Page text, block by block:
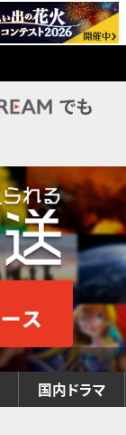
でも
国内ドラマ